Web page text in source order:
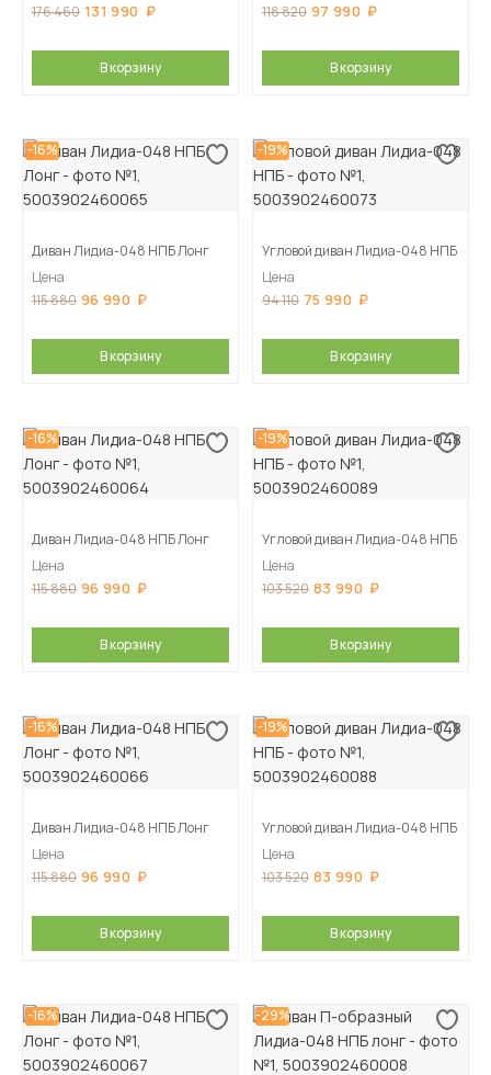
176 460 131 990
В корзину
118 820 97 990
В корзину
-16%
Диван Лидиа-048 НПБ Лонг
Цена
115 880 96 990
В корзину
-19%
Угловой диван Лидиа-048 НПБ
Цена
94 110 75 990
В корзину
-16%
Диван Лидиа-048 НПБ Лонг
Цена
115 880 96 990
В корзину
-19%
Угловой диван Лидиа-048 НПБ
Цена
103 520 83 990
В корзину
-16%
Диван Лидиа-048 НПБ Лонг
Цена
115 880 96 990
В корзину
-19%
Угловой диван Лидиа-048 НПБ
Цена
103 520 83 990
В корзину
-16% -29%